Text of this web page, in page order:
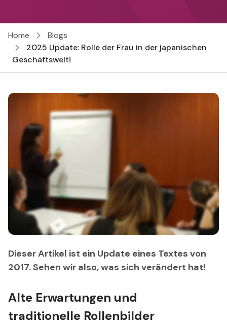
Home
Blogs
2025 Update: Rolle der Frau in der japanischen
Geschäftswelt!
Dieser Artikel ist ein Update eines Textes von
2017. Sehen wir also, was sich verändert hat!
Alte Erwartungen und
traditionelle Rollenbilder